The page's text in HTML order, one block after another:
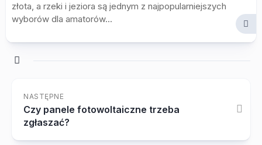
złota, a rzeki i jeziora są jednym z najpopularniejszych
wyborów dla amatorów...
NASTĘPNE
Czy panele fotowoltaiczne trzeba
zgłaszać?